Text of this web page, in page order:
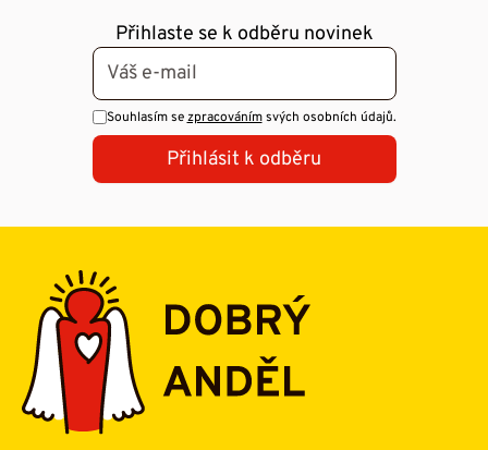
Přihlaste se k odběru novinek
Souhlasím sezpracovánímsvých osobních údajů.
Přihlásit k odběru